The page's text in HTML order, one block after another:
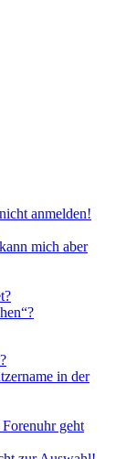
anmelden!
mich aber
in der
geht